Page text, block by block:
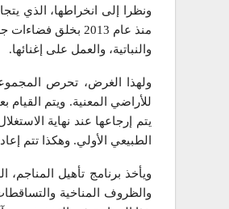
ونظرا إلى انخراطها، الذي
منذ عام 2013 بخلق
والنباتية، والعمل على إغنائها.
ولهذا الغرض، تحرص
للأراضي المعنية. ويتم القيام
يتم إرجاعها عند نهاية
الطبيعي الأولي. وهكذا تتم
ويأخذ برنامج تأهيل
والظروف المناخية